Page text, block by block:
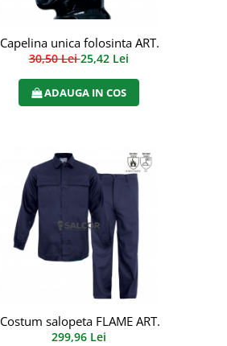
Capelina unica folosinta ART. 1320
30,50 Lei25,42 Lei
ADAUGA IN COS
Costum salopeta FLAME ART. 1B58
299,96 Lei